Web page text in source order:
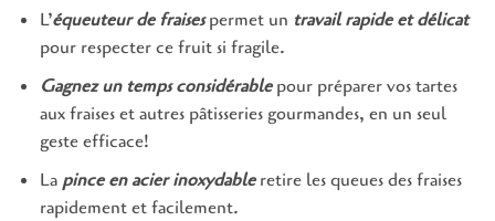
L’équeuteur de fraisespermet un travail rapide et délicat
pour respecter ce fruit si fragile.
Gagnez un temps considérablepour préparer vos tartes
aux fraises et autres pâtisseries gourmandes, en un seul
geste efficace!
La pince en acier inoxydableretire les queues des fraises
rapidement et facilement.